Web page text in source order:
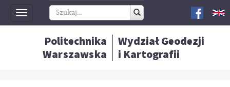
Toggle
navigation
Politechnika
Warszawska
Wydział Geodezji
i Kartografii